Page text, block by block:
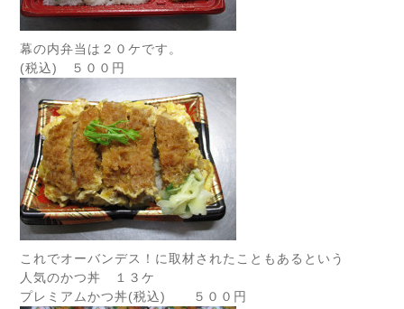
幕の内弁当は２０ケです。
(税込) ５００円
これでオーバンデス！に取材されたこともあるという
人気のかつ丼 １３ケ
プレミアムかつ丼(税込) ５００円